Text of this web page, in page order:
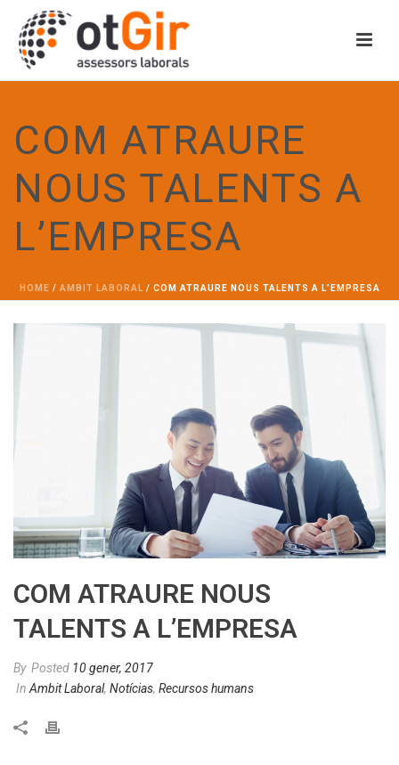
COM ATRAURE
NOUS TALENTS A
L’EMPRESA
HOME / AMBIT LABORAL / COM ATRAURE NOUS TALENTS A L’EMPRESA
COM ATRAURE NOUS
TALENTS A L’EMPRESA
By Posted 10 gener, 2017
In Ambit Laboral, Notícias, Recursos humans